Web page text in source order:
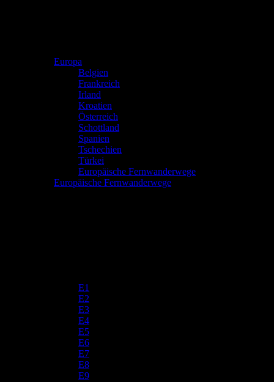
Europa
Belgien
Frankreich
Irland
Kroatien
Österreich
Schottland
Spanien
Tschechien
Türkei
Europäische Fernwanderwege
Europäische Fernwanderwege
E1
E2
E3
E4
E5
E6
E7
E8
E9